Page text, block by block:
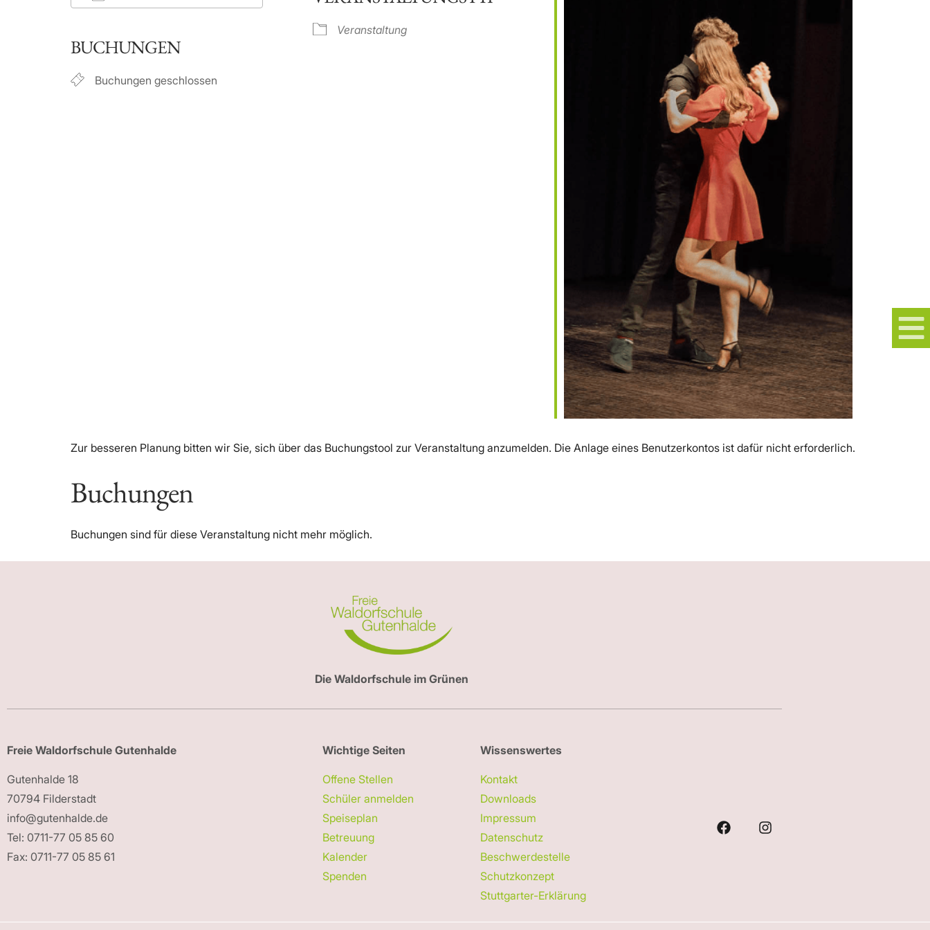
Google Kalender Office 365
BUCHUNGEN
Buchungen geschlossen
Veranstaltung
Zur besseren Planung bitten wir Sie, sich über das Buchungstool zur Veranstaltung anzumelden. Die Anlage eines Benutzerkontos ist dafür nicht erforderlich.
Buchungen
Buchungen sind für diese Veranstaltung nicht mehr möglich.
Die Waldorfschule im Grünen
Freie Waldorfschule Gutenhalde
Gutenhalde 18
70794 Filderstadt
info@gutenhalde.de
Tel: 0711-77 05 85 60
Fax: 0711-77 05 85 61
Wichtige Seiten
Offene Stellen
Schüler anmelden
Speiseplan
Betreuung
Kalender
Spenden
Wissenswertes
Kontakt
Downloads
Impressum
Datenschutz
Beschwerdestelle
Schutzkonzept
Stuttgarter-Erklärung